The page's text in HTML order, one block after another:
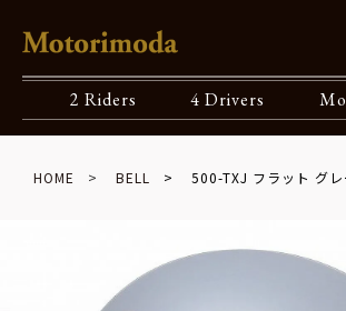
2 Riders 4 Drivers
HOME BELL 500-TXJ フラット グレ